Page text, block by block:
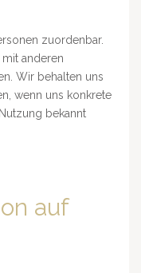
zuordenbar.
anderen
Wir behalten uns
wenn uns konkrete
bekannt
auf